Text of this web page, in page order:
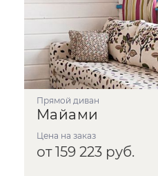
прямой диван
Майами
Цена на заказ
от 159 223 руб.